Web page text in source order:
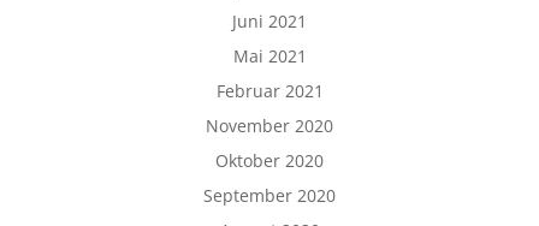
Juni 2021
Mai 2021
Februar 2021
November 2020
Oktober 2020
September 2020